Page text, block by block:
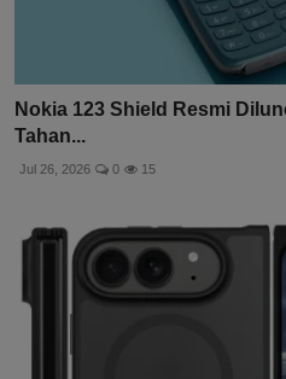
Nokia 123 Shield Resmi
Tahan...
Jul 26, 2026 0 15